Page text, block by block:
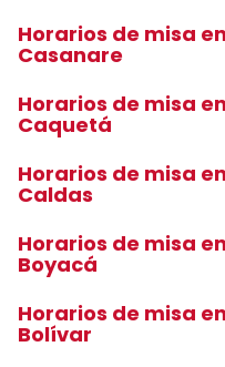
Horarios de misa
Casanare
Horarios de misa
Caquetá
Horarios de misa
Caldas
Horarios de misa
Boyacá
Horarios de misa
Bolívar